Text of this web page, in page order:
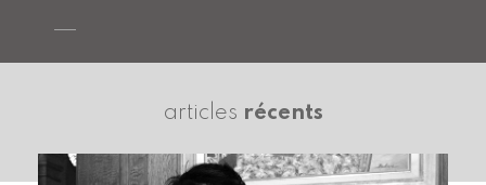
articles récents